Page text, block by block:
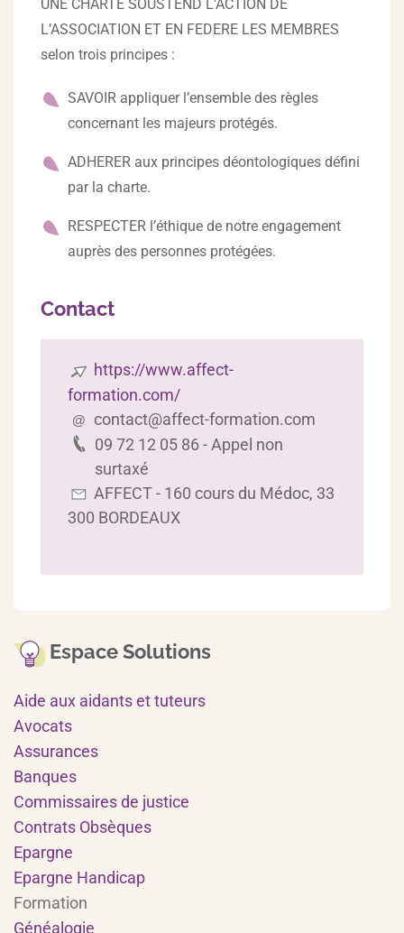
UNE CHARTE SOUSTEND L’ACTION DE
L’ASSOCIATION ET EN FEDERE LES MEMBRES
selon trois principes :
SAVOIR appliquer l’ensemble des règles
concernant les majeurs protégés.
ADHERER aux principes déontologiques défini
par la charte.
RESPECTER l’éthique de notre engagement
auprès des personnes protégées.
Contact
https://www.affect-
formation.com/
contact@affect-formation.com
09 72 12 05 86 - Appel non
surtaxé
AFFECT - 160 cours du Médoc, 33
300 BORDEAUX
Espace Solutions
Aide aux aidants et tuteurs
Avocats
Assurances
Banques
Commissaires de justice
Contrats Obsèques
Epargne
Epargne Handicap
Formation
Généalogie